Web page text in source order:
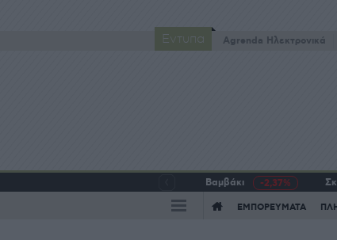
Έντυπα Agrenda Ηλεκτρονικά
Βαμβάκι -2,37%
ΕΜΠΟΡΕΥΜΑΤΑ